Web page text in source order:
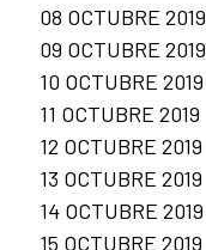
08 OCTUBRE 2019
09 OCTUBRE 2019
10 OCTUBRE 2019
11 OCTUBRE 2019
12 OCTUBRE 2019
13 OCTUBRE 2019
14 OCTUBRE 2019
15 OCTUBRE 2019